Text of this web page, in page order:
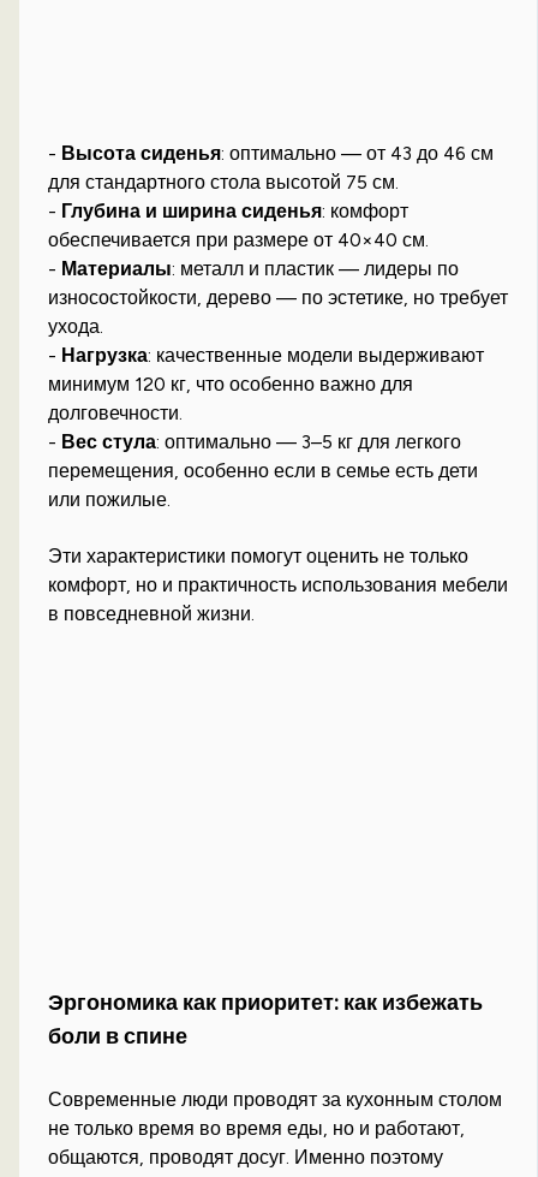
- Высота сиденья: оптимально — от 43 до 46 см
для стандартного стола высотой 75 см.
- Глубина и ширина сиденья: комфорт
обеспечивается при размере от 40×40 см.
- Материалы: металл и пластик — лидеры по
износостойкости, дерево — по эстетике, но требует
ухода.
- Нагрузка: качественные модели выдерживают
минимум 120 кг, что особенно важно для
долговечности.
- Вес стула: оптимально — 3–5 кг для легкого
перемещения, особенно если в семье есть дети
или пожилые.
Эти характеристики помогут оценить не только
комфорт, но и практичность использования мебели
в повседневной жизни.
Эргономика как приоритет: как избежать
боли в спине
Современные люди проводят за кухонным столом
не только время во время еды, но и работают,
общаются, проводят досуг. Именно поэтому